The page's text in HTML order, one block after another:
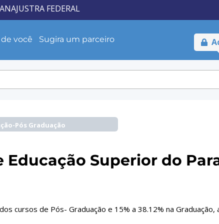
FEDERAL
você Sugira um parceiro
Pós Graduação
Educação Superior do
cursos de Pós- Graduação e 15% a 38.12% na Graduação,